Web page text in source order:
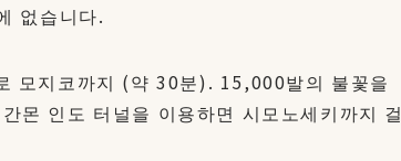
없습니다.
모지코까지 (약 30분). 15,000발의 불꽃을
몬 인도 터널을 이용하면 시모노세키까지 걸